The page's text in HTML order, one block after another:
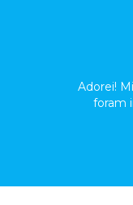
Adorei!
foram